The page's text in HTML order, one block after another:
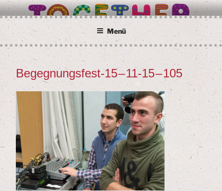
İçeriğe
geç BETTER TOGETHER
Wir alle sind Taunusstein
Menü
Begeg­nungs­fest-15–11-15–105